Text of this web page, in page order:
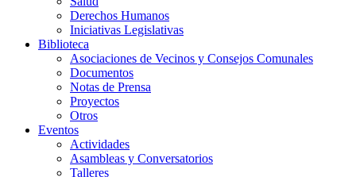
Derechos Humanos
Iniciativas Legislativas
Biblioteca
Asociaciones de Vecinos y Consejos Comunales
Documentos
Notas de Prensa
Proyectos
Otros
Eventos
Actividades
Asambleas y Conversatorios
Talleres